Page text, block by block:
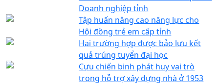
Doanh nghiệp tỉnh
Tập huấn nâng cao năng lực cho
Hội đồng trẻ em cấp tỉnh
Hai trường hợp được bảo lưu kết
quả trúng tuyển đại học
Cựu chiến binh phát huy vai trò
trong hỗ trợ xây dựng nhà ở 1953